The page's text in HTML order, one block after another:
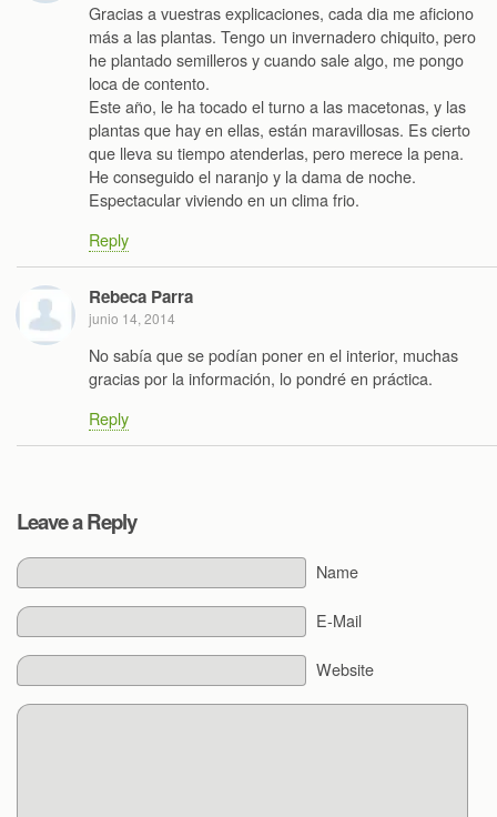
Gracias a vuestras explicaciones, cada dia me aficiono
más a las plantas. Tengo un invernadero chiquito, pero
he plantado semilleros y cuando sale algo, me pongo
loca de contento.
Este año, le ha tocado el turno a las macetonas, y las
plantas que hay en ellas, están maravillosas. Es cierto
que lleva su tiempo atenderlas, pero merece la pena.
He conseguido el naranjo y la dama de noche.
Espectacular viviendo en un clima frio.
Reply
Rebeca Parra
junio 14, 2014
No sabía que se podían poner en el interior, muchas
gracias por la información, lo pondré en práctica.
Reply
Leave a Reply
Name
E-Mail
Website